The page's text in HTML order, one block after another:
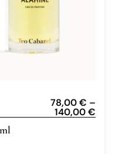
78,00€ –
140,00€